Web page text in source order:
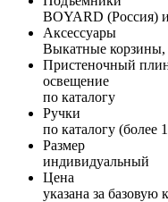
BOYARD (Россия)
Аксессуары
Выкатные
Пристеночный
освещение
по каталогу
Ручки
по каталогу (более
Размер
индивидуальный
Цена
указана за базовую